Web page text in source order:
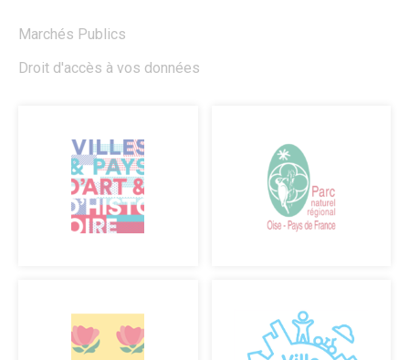
Marchés Publics
Droit d'accès à vos données